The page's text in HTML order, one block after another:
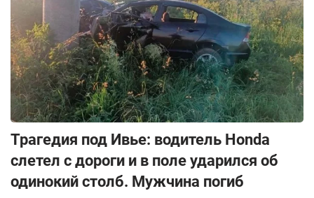
Трагедия под Ивье: водитель Honda
слетел с дороги и в поле ударился об
одинокий столб. Мужчина погиб